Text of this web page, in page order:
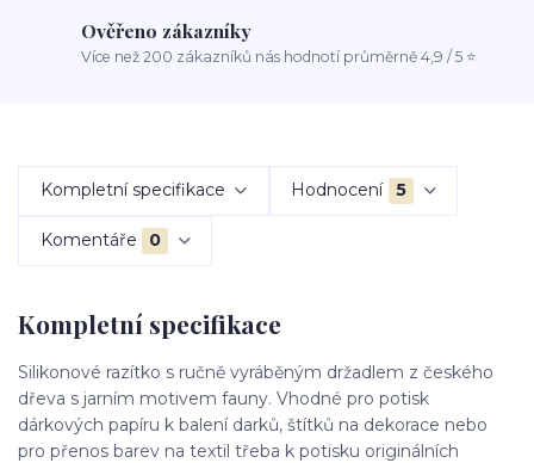
Ověřeno zákazníky
Více než 200 zákazníků nás hodnotí průměrně 4,9 / 5 ⭐
Kompletní specifikace Hodnocení 5
Komentáře 0
Kompletní specifikace
Silikonové razítko s ručně vyráběným držadlem z českého
dřeva s jarním motivem fauny. Vhodné pro potisk
dárkových papíru k balení darků, štítků na dekorace nebo
pro přenos barev na textil třeba k potisku originálních